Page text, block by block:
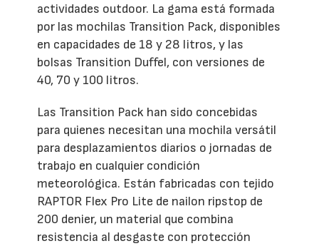
actividades outdoor. La gama está formada
por las mochilas Transition Pack, disponibles
en capacidades de 18 y 28 litros, y las
bolsas Transition Duffel, con versiones de
40, 70 y 100 litros.
Las Transition Pack han sido concebidas
para quienes necesitan una mochila versátil
para desplazamientos diarios o jornadas de
trabajo en cualquier condición
meteorológica. Están fabricadas con tejido
RAPTOR Flex Pro Lite de nailon ripstop de
200 denier, un material que combina
resistencia al desgaste con protección